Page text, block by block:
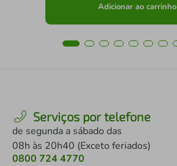
Adicionar ao carrinho
Serviços por telefone
de segunda a sábado das
08h às 20h40 (Exceto feriados)
0800 724 4770